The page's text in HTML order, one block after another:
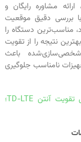
مشاوره رایگان و
بررسی دقیق موقعیت
مناسب‌ترین دستگاه را
نتیجه را از تقویت
شخصی‌سازی‌شده باعث
نامناسب جلوگیری
راهنمای کامل تقویت آنتن TD-LTE؛